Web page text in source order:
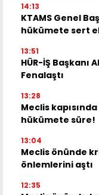
14:13
KTAMS Genel
hükümete sert
13:51
HÜR-İŞ Başkanı
Fenalaştı
13:28
Meclis
hükümete süre!
13:04
Meclis önünde
önlemlerini aştı
12:35